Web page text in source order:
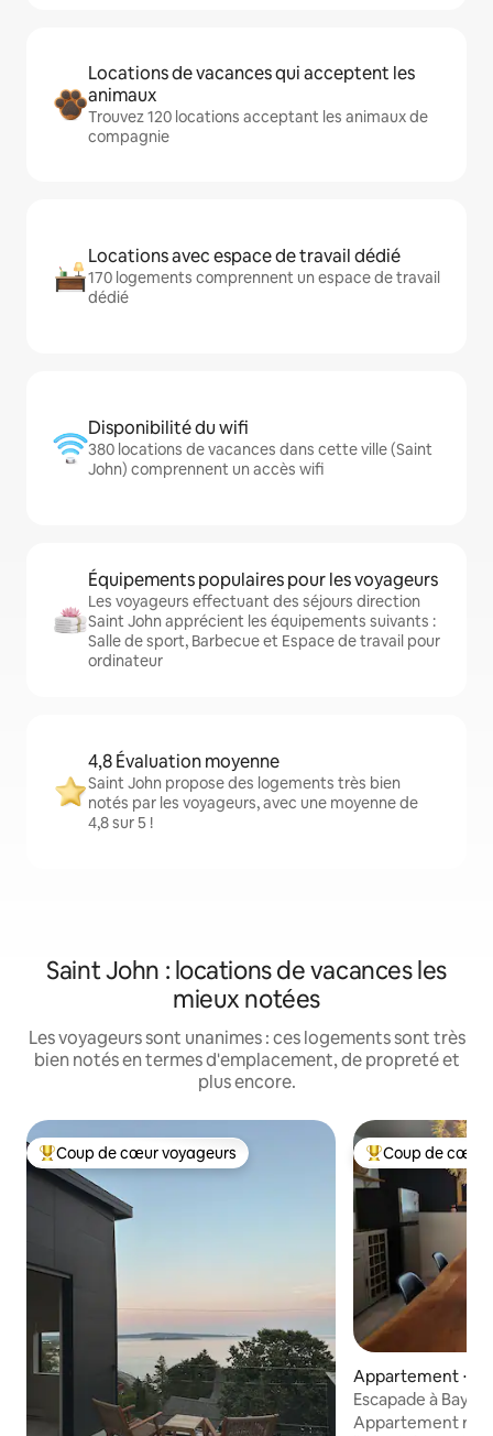
Locations de vacances qui acceptent les
animaux
Trouvez 120 locations acceptant les animaux de
compagnie
Locations avec espace de travail dédié
170 logements comprennent un espace de travail
dédié
Disponibilité du wifi
380 locations de vacances dans cette ville (Saint
John) comprennent un accès wifi
Équipements populaires pour les voyageurs
Les voyageurs effectuant des séjours direction
Saint John apprécient les équipements suivants :
Salle de sport, Barbecue et Espace de travail pour
ordinateur
4,8 Évaluation moyenne
Saint John propose des logements très bien
notés par les voyageurs, avec une moyenne de
4,8 sur 5 !
Saint John : locations de vacances les
mieux notées
Les voyageurs sont unanimes : ces logements sont très
bien notés en termes d'emplacement, de propreté et
plus encore.
Coups de cœur voyageurs les plus appréciés
Coup de cœur voyageurs Coups de cœur
Coup de cœur
Appartement ⋅
Escapade à
Appartement